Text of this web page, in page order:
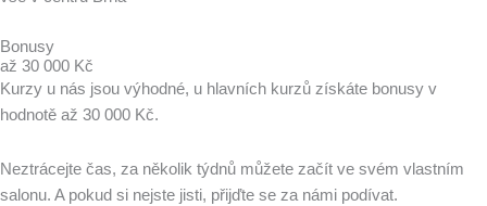
Bonusy
až 30 000 Kč
Kurzy u nás jsou výhodné, u hlavních kurzů získáte bonusy v
hodnotě až 30 000 Kč.
Neztrácejte čas, za několik týdnů můžete začít ve svém vlastním
salonu. A pokud si nejste jisti, přijďte se za námi podívat.